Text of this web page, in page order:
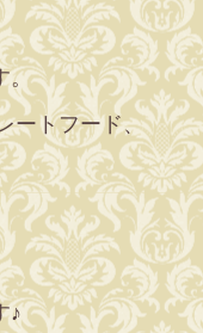
。
ートフード、
♪